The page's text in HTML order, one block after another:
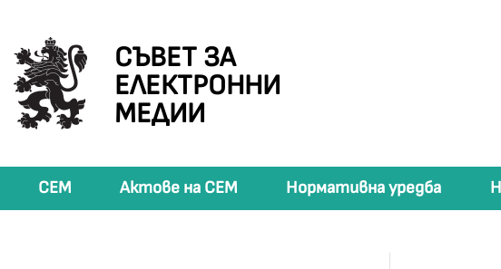
СЪВЕТ ЗА
ЕЛЕКТРОННИ
МЕДИИ
СЕМ Актове на СЕМ Нормативна уредба